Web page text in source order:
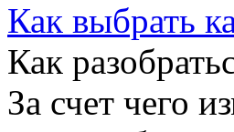
Как выбрать
Как
За счет чего